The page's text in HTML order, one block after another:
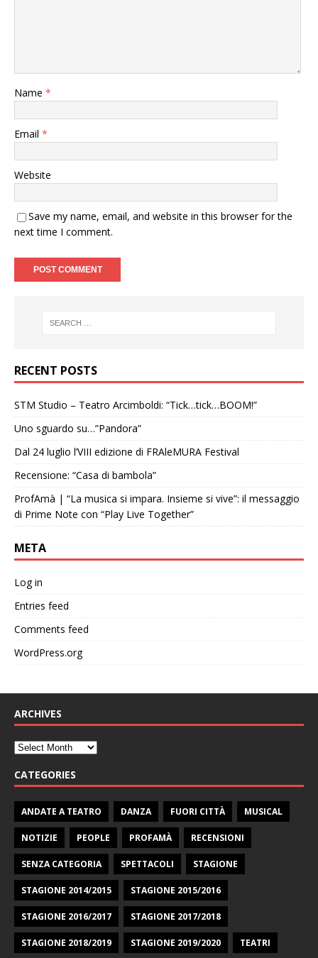
Name *
Email *
Website
Save my name, email, and website in this browser for the
next time I comment.
RECENT POSTS
STM Studio – Teatro Arcimboldi: “Tick…tick…BOOM!”
Uno sguardo su…”Pandora”
Dal 24 luglio l’VIII edizione di FRAleMURA Festival
Recensione: “Casa di bambola”
ProfAmà | “La musica si impara. Insieme si vive”: il messaggio
di Prime Note con “Play Live Together”
META
Log in
Entries feed
Comments feed
WordPress.org
ARCHIVES
CATEGORIES
ANDATE A TEATRO DANZA FUORI CITTÀ MUSICAL
NOTIZIE PEOPLE PROFAMÀ RECENSIONI
SENZA CATEGORIA SPETTACOLI STAGIONE
STAGIONE 2014/2015 STAGIONE 2015/2016
STAGIONE 2016/2017 STAGIONE 2017/2018
STAGIONE 2018/2019 STAGIONE 2019/2020 TEATRI